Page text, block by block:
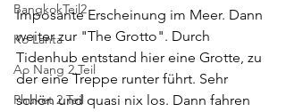
BangkokTeil2
Ko Lanta
Ao Nang 2.Teil
Phuket 2.Teil
Imposante Erscheinung im Meer. Dann
weiter zur "The Grotto". Durch
Tidenhub entstand hier eine Grotte, zu
der eine Treppe runter führt. Sehr
schön und quasi nix los. Dann fahren